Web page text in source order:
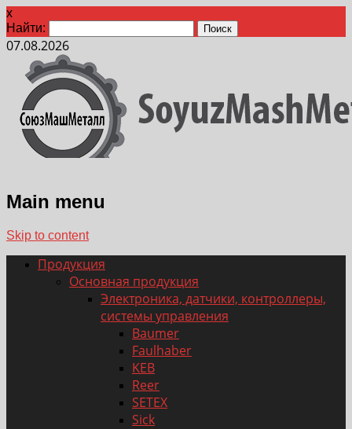
x
Найти:
07.08.2026
Main menu
Skip to content
Продукция
Основная продукция
Электроника, датчики, контроллеры,
системы управления
Baumer
Faulhaber
KEB
Reer
SETEX
Sick